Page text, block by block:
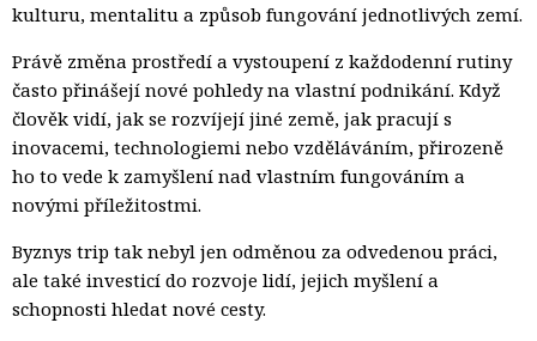
kulturu, mentalitu a způsob fungování jednotlivých zemí.
Právě změna prostředí a vystoupení z každodenní rutiny
často přinášejí nové pohledy na vlastní podnikání. Když
člověk vidí, jak se rozvíjejí jiné země, jak pracují s
inovacemi, technologiemi nebo vzděláváním, přirozeně
ho to vede k zamyšlení nad vlastním fungováním a
novými příležitostmi.
Byznys trip tak nebyl jen odměnou za odvedenou práci,
ale také investicí do rozvoje lidí, jejich myšlení a
schopnosti hledat nové cesty.